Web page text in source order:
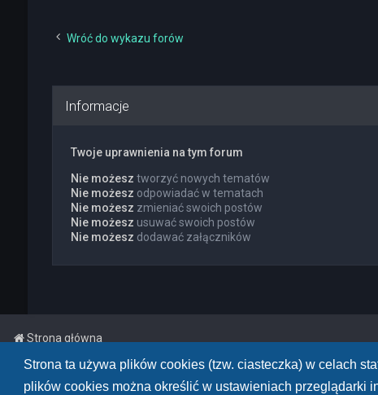
Strona ta używa plików cookies (tzw. ciasteczka) w celach
plików cookies można określić w ustawieniach przeglądarki
Wróć do wykazu forów
Informacje
Twoje uprawnienia na tym forum
Nie możesz tworzyć nowych tematów
Nie możesz odpowiadać w tematach
Nie możesz zmieniać swoich postów
Nie możesz usuwać swoich postów
Nie możesz dodawać załączników
Strona główna
Powered by phpBB • Design by
PlanetStyles